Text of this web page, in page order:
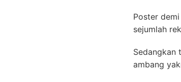
Poster
sejumlah
Sedangkan
ambang